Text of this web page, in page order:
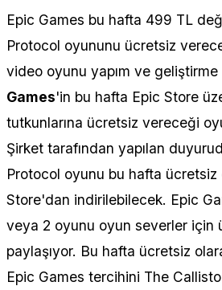
Epic Games bu hafta 499 TL
Protocol oyununu ücretsiz
video oyunu yapım ve geliştirme
Games'in bu hafta Epic Store
tutkunlarına ücretsiz vereceği
Şirket tarafından yapılan
Protocol oyunu bu hafta ücretsiz
Store'dan indirilebilecek. Epic
veya 2 oyunu oyun severler için
paylaşıyor. Bu hafta ücretsiz
Epic Games tercihini The